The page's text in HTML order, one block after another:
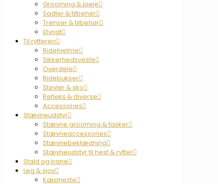
Grooming & pleje
Sadler & tilbehør
Trenser & tilbehør
Øvrigt
Til rytteren
Ridehjelme
Sikkerhedsveste
Overdele
Ridebukser
Støvler & sko
Refleks & diverse
Accessories
Stævneudstyr
Stævne grooming & tasker
Stævneaccessories
Stævnebeklædning
Stævneudstyr til hest & rytter
Stald og bane
Leg & sjov
Kæpheste